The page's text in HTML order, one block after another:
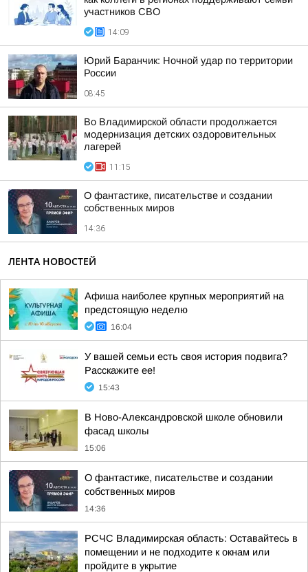
участников СВО
14:09
Юрий Баранчик: Ночной удар по территории
России
08:45
Во Владимирской области продолжается
модернизация детских оздоровительных
лагерей
11:15
О фантастике, писательстве и создании
собственных миров
14:36
ЛЕНТА НОВОСТЕЙ
Афиша наиболее крупных мероприятий на
предстоящую неделю
16:04
У вашей семьи есть своя история подвига?
Расскажите ее!
15:43
В Ново-Александровской школе обновили
фасад школы
15:06
О фантастике, писательстве и создании
собственных миров
14:36
РСЧС Владимирская область: Оставайтесь в
помещении и не подходите к окнам или
пройдите в укрытие